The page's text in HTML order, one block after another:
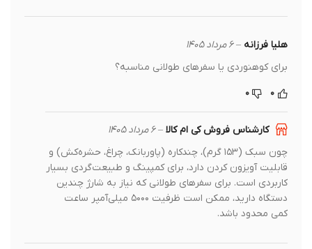
هلیا فرزانه– ۶ مرداد ۱۴۰۵
برای کوهنوردی یا سفرهای طولانی مناسبه؟
کارشناس فروش کی ام کالا– ۶ مرداد ۱۴۰۵
چون سبک (۱۵۳ گرم)، چندکاره (پاوربانک، چراغ، حشره‌کش) و
قابلیت آویزون کردن دارد، برای کمپینگ و طبیعت‌گردی بسیار
کاربردی است. برای سفرهای طولانی که نیاز به شارژ چندین
دستگاه دارید، ممکن است ظرفیت ۵۰۰۰ میلی‌آمپر ساعت
کمی محدود باشد.